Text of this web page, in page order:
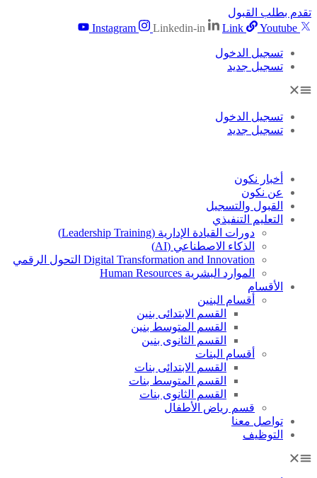
تقدم بطلب القبول
Instagram
Linkedin-in Link Youtube
تسجيل الدخول
تسجيل جديد
تسجيل الدخول
تسجيل جديد
أخبار نكون
عن نكون
القبول والتسجيل
التعليم التنفيذي
دورات القيادة الإدارية (Leadership Training)
الذكاء الاصطناعي (AI)
Digital Transformation and Innovation التحول الرقمي
الموارد البشرية Human Resources
الأقسام
أقسام البنين
القسم الابتدائى بنين
القسم المتوسط بنين
القسم الثانوى بنين
أقسام البنات
القسم الابتدائى بنات
القسم المتوسط بنات
القسم الثانوى بنات
قسم رياض الأطفال
تواصل معنا
التوظيف